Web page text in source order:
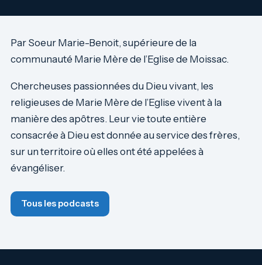
Par Soeur Marie-Benoit, supérieure de la
communauté Marie Mère de l’Eglise de Moissac.
Chercheuses passionnées du Dieu vivant, les
religieuses de Marie Mère de l’Eglise vivent à la
manière des apôtres. Leur vie toute entière
consacrée à Dieu est donnée au service des frères,
sur un territoire où elles ont été appelées à
évangéliser.
Tous les podcasts